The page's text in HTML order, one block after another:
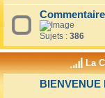
Sujets : 386
La